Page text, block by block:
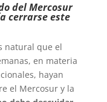
del Mercosur
cerrarse este
natural que el
en materia
hayan
el Mercosur y la